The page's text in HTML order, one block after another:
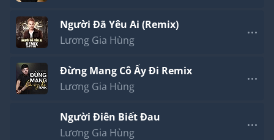
Người Đã Yêu Ai (Remix)
Lương Gia Hùng
Đừng Mang Cô Ấy Đi Remix
Lương Gia Hùng
Người Điên Biết Đau
Lương Gia Hùng